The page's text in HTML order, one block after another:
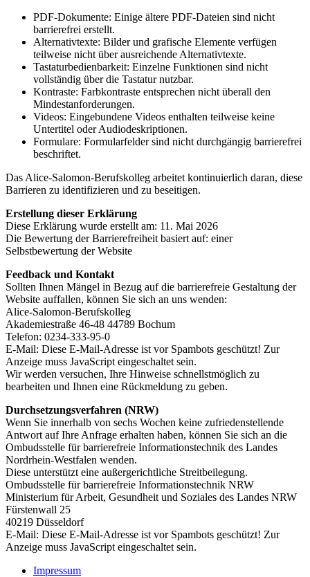
PDF-Dokumente: Einige ältere PDF-Dateien sind nicht
barrierefrei erstellt.
Alternativtexte: Bilder und grafische Elemente verfügen
teilweise nicht über ausreichende Alternativtexte.
Tastaturbedienbarkeit: Einzelne Funktionen sind nicht
vollständig über die Tastatur nutzbar.
Kontraste: Farbkontraste entsprechen nicht überall den
Mindestanforderungen.
Videos: Eingebundene Videos enthalten teilweise keine
Untertitel oder Audiodeskriptionen.
Formulare: Formularfelder sind nicht durchgängig barrierefrei
beschriftet.
Das Alice-Salomon-Berufskolleg arbeitet kontinuierlich daran, diese
Barrieren zu identifizieren und zu beseitigen.
Erstellung dieser Erklärung
Diese Erklärung wurde erstellt am: 11. Mai 2026
Die Bewertung der Barrierefreiheit basiert auf: einer
Selbstbewertung der Website
Feedback und Kontakt
Sollten Ihnen Mängel in Bezug auf die barrierefreie Gestaltung der
Website auffallen, können Sie sich an uns wenden:
Alice-Salomon-Berufskolleg
Akademiestraße 46-48 44789 Bochum
Telefon: 0234-333-95-0
E-Mail: Diese E-Mail-Adresse ist vor Spambots geschützt! Zur
Anzeige muss JavaScript eingeschaltet sein.
Wir werden versuchen, Ihre Hinweise schnellstmöglich zu
bearbeiten und Ihnen eine Rückmeldung zu geben.
Durchsetzungsverfahren (NRW)
Wenn Sie innerhalb von sechs Wochen keine zufriedenstellende
Antwort auf Ihre Anfrage erhalten haben, können Sie sich an die
Ombudsstelle für barrierefreie Informationstechnik des Landes
Nordrhein-Westfalen wenden.
Diese unterstützt eine außergerichtliche Streitbeilegung.
Ombudsstelle für barrierefreie Informationstechnik NRW
Ministerium für Arbeit, Gesundheit und Soziales des Landes NRW
Fürstenwall 25
40219 Düsseldorf
E-Mail: Diese E-Mail-Adresse ist vor Spambots geschützt! Zur
Anzeige muss JavaScript eingeschaltet sein.
Impressum